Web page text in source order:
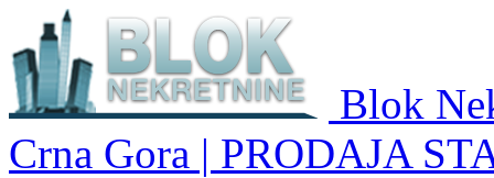
Blok
Crna Gora | PRODAJA